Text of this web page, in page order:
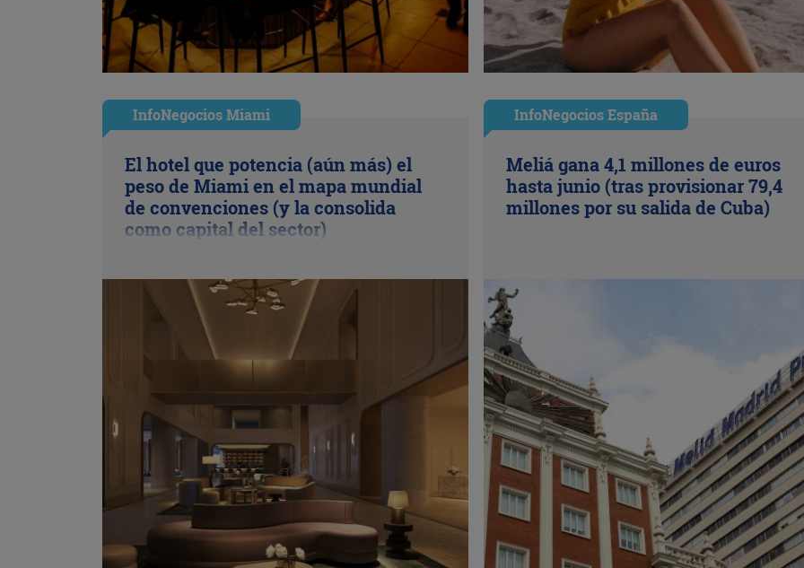
InfoNegocios Miami
El hotel que potencia (aún más) el
peso de Miami en el mapa mundial
de convenciones (y la consolida
como capital del sector)
InfoNegocios España
Meliá gana 4,1 millones de euros
hasta junio (tras provisionar 79,4
millones por su salida de Cuba)